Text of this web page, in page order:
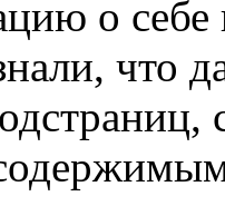
о себе
что